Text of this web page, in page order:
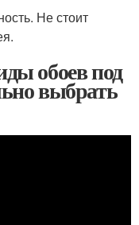
Не стоит
обоев под
выбрать